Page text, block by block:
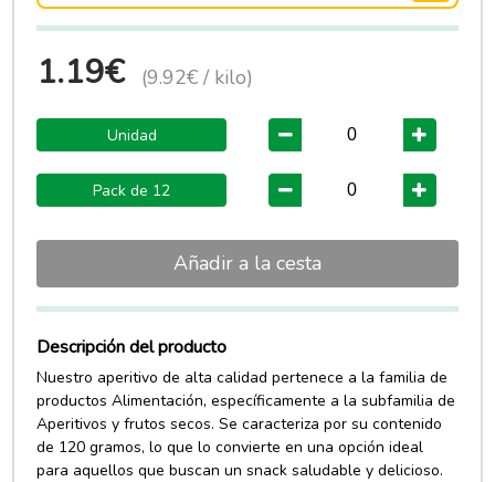
1.19€ (9.92€ / kilo)
Unidad
Pack de 12
Añadir a la cesta
Descripción del producto
Nuestro aperitivo de alta calidad pertenece a la familia de
productos Alimentación, específicamente a la subfamilia de
Aperitivos y frutos secos. Se caracteriza por su contenido
de 120 gramos, lo que lo convierte en una opción ideal
para aquellos que buscan un snack saludable y delicioso.